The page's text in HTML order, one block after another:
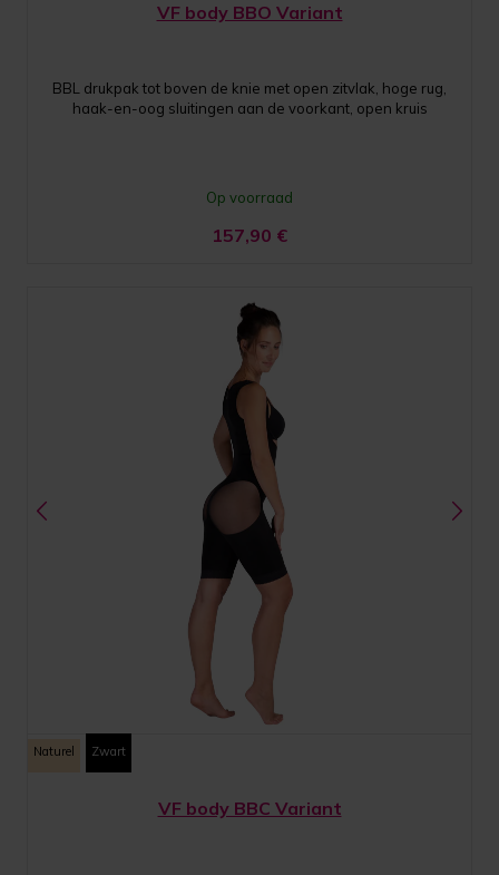
VF body BBO Variant
BBL drukpak tot boven de knie met open zitvlak, hoge rug,
haak-en-oog sluitingen aan de voorkant, open kruis
Op voorraad
157,90 €
Naturel Zwart
VF body BBC Variant